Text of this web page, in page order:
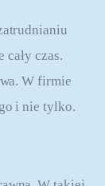
czas.
W firmie
i nie tylko.